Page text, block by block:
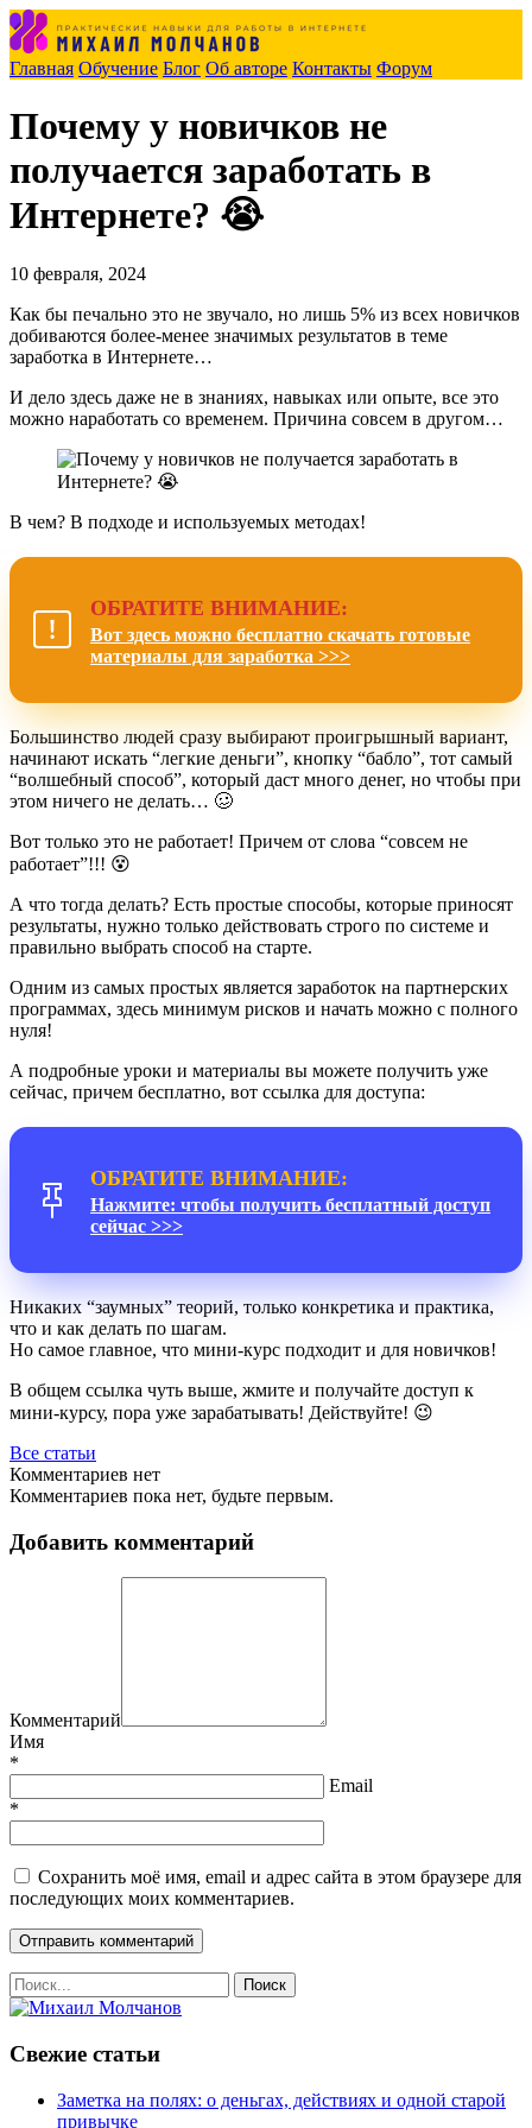
Главная Обучение Блог Об авторе Контакты Форум
Почему у новичков не
получается заработать в
Интернете? 😭
10 февраля, 2024
Как бы печально это не звучало, но лишь 5% из всех новичков
добиваются более-менее значимых результатов в теме
заработка в Интернете…
И дело здесь даже не в знаниях, навыках или опыте, все это
можно наработать со временем. Причина совсем в другом…
В чем? В подходе и используемых методах!
ОБРАТИТЕ ВНИМАНИЕ:
Вот здесь можно бесплатно скачать готовые
материалы для заработка >>>
Большинство людей сразу выбирают проигрышный вариант,
начинают искать “легкие деньги”, кнопку “бабло”, тот самый
“волшебный способ”, который даст много денег, но чтобы при
этом ничего не делать… 🥴
Вот только это не работает! Причем от слова “совсем не
работает”!!! 😵
А что тогда делать? Есть простые способы, которые приносят
результаты, нужно только действовать строго по системе и
правильно выбрать способ на старте.
Одним из самых простых является заработок на партнерских
программах, здесь минимум рисков и начать можно с полного
нуля!
А подробные уроки и материалы вы можете получить уже
сейчас, причем бесплатно, вот ссылка для доступа:
ОБРАТИТЕ ВНИМАНИЕ:
Нажмите: чтобы получить бесплатный доступ
сейчас >>>
Никаких “заумных” теорий, только конкретика и практика,
что и как делать по шагам.
Но самое главное, что мини-курс подходит и для новичков!
В общем ссылка чуть выше, жмите и получайте доступ к
мини-курсу, пора уже зарабатывать! Действуйте! 😉
Все статьи
Комментариев нет
Комментариев пока нет, будьте первым.
Добавить комментарий
Комментарий
Имя
*
Email
*
Сохранить моё имя, email и адрес сайта в этом браузере для
последующих моих комментариев.
Свежие статьи
Заметка на полях: о деньгах, действиях и одной старой
привычке